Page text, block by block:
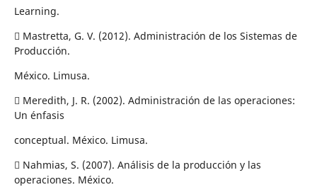
Learning.
 Mastretta, G. V. (2012). Administración de los Sistemas de
Producción.
México. Limusa.
 Meredith, J. R. (2002). Administración de las operaciones:
Un énfasis
conceptual. México. Limusa.
 Nahmias, S. (2007). Análisis de la producción y las
operaciones. México.